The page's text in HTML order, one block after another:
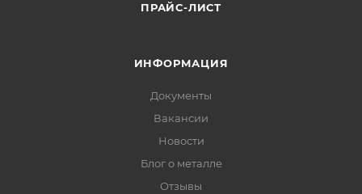
ПРАЙС-ЛИСТ
ИНФОРМАЦИЯ
Документы
Вакансии
Новости
Блог о металле
Отзывы